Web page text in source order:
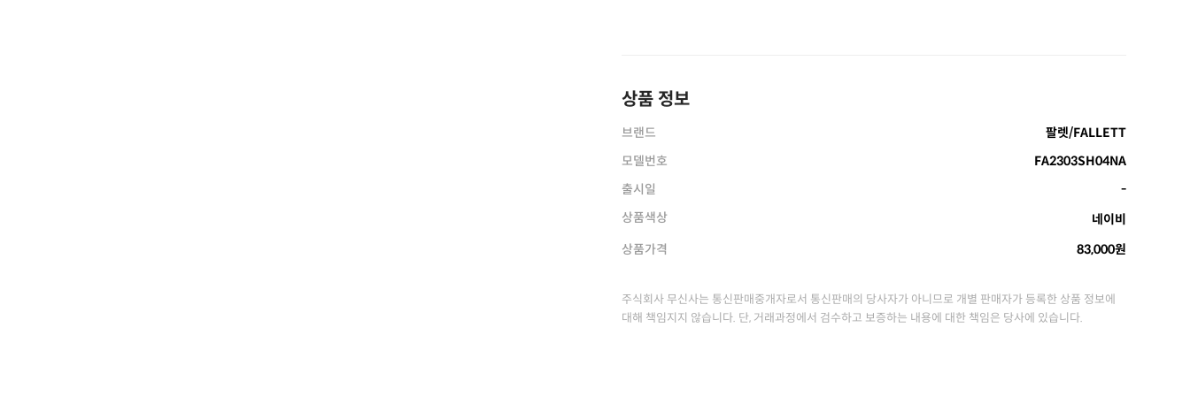
상품 정보
브랜드
팔렛/FALLETT
모델번호
FA2303SH04NA
출시일
-
상품색상
네이비
상품가격
83,000원
주식회사 무신사는 통신판매중개자로서 통신판매의 당사자가 아니므로 개별 판매자가 등록한 상품 정보에
대해 책임지지 않습니다. 단, 거래과정에서 검수하고 보증하는 내용에 대한 책임은 당사에 있습니다.